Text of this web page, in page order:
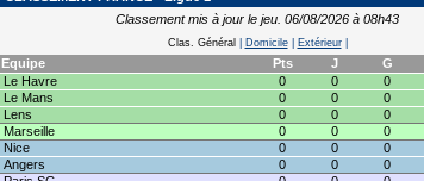
Classement mis à jour le jeu. 06/08/2026 à 08h43
Clas. Général Domicile| Extérieur|
Equipe Pts J G
Le Havre 0 0 0
Le Mans 0 0 0
Lens 0 0 0
Marseille 0 0 0
Nice 0 0 0
Angers 0 0 0